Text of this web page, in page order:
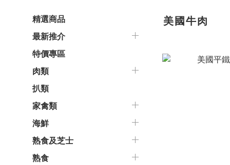
精選商品
最新推介
特價專區
肉類
扒類
家禽類
海鮮
熟食及芝士
熟食
美國牛肉